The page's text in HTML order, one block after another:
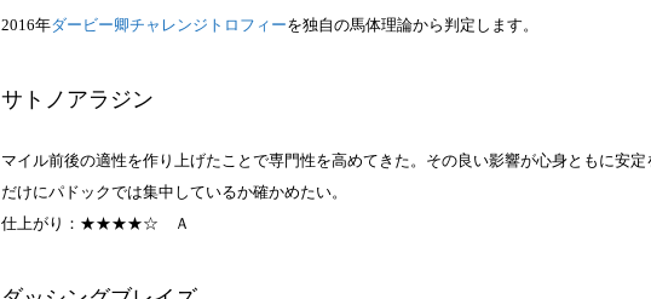
2016年ダービー卿チャレンジトロフィーを独自の馬体理論から判定します。
サトノアラジン
マイル前後の適性を作り上げたことで専門性を高めてきた。その良い影響が心身ともに安
だけにパドックでは集中しているか確かめたい。
仕上がり：★★★★☆
Ａ